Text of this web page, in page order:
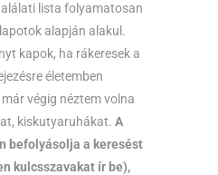
lista folyamatosan
alapján alakul.
kapok, ha rákeresek a
életemben
végig néztem volna
kiskutyaruhákat. A
befolyásolja a keresést
kulcsszavakat ír be),